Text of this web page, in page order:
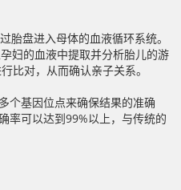
盘进入母体的血液循环系统。
妇的血液中提取并分析胎儿的游
比对，从而确认亲子关系。
基因位点来确保结果的准确
率可以达到99%以上，与传统的